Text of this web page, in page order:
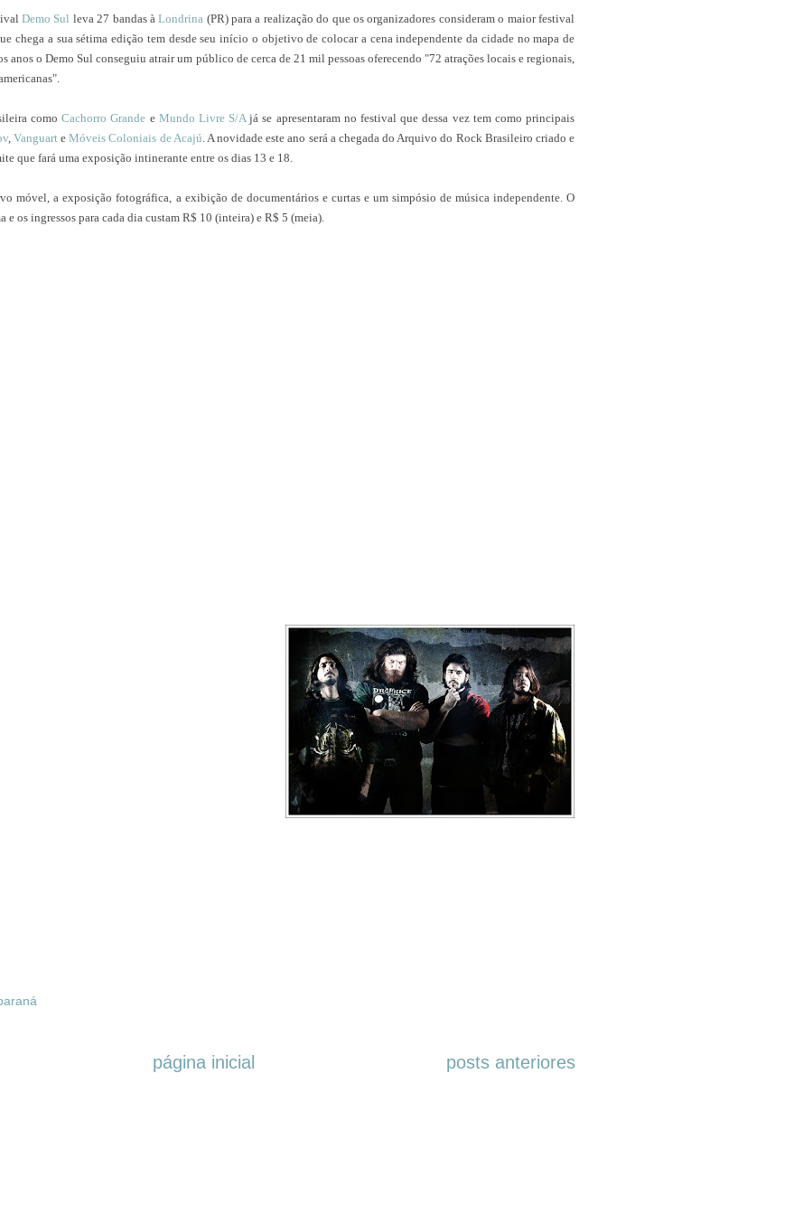
Demo Sul leva 27 bandas àLondrina (PR) para a realização do que os organizadores consideram o maior festival
chega a sua sétima edição tem desde seu início o objetivo de colocar a cena independente da cidade no mapa de
anos o Demo Sul conseguiu atrair um público de cerca de 21 mil pessoas oferecendo "72 atrações locais e regionais,
comoCachorro Grande e Mundo Livre S/A já se apresentaram no festival que dessa vez tem como principais
, VanguarteMóveis Coloniais de Acajú . A novidade este ano será a chegada do Arquivo do Rock Brasileiro criado e
que fará uma exposição intinerante entre os dias 13 e 18.
móvel, a exposição fotográfica, a exibição de documentários e curtas e um simpósio de música independente. O
os ingressos para cada dia custam R$ 10 (inteira) e R$ 5 (meia).
posts anteriores
página inicial